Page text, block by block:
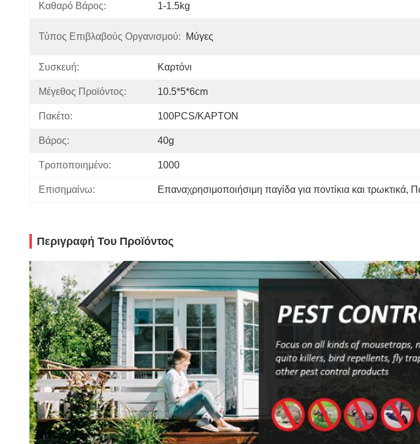
Καθαρό Βάρος: 1-1.5kg
Τύπος Επιβλαβούς Οργανισμού: Μύγες
Συσκευή: Καρτόνι
Μέγεθος Προϊόντος: 10.5*5*6cm
Πακέτο: 100PCS/ΚΑΡΤΟΝ
Βάρος: 40g
Τροποποιημένο: 1000
Επισημαίνω: Επαναχρησιμοποιήσιμη παγίδα για ποντίκια και τρωκτικά,
Περιγραφή Του Προϊόντος